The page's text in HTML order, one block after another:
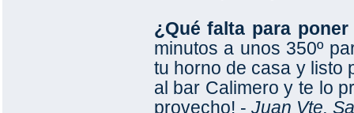
¿Qué falta para
minutos a unos 350º
tu horno de casa y listo
al bar Calimero y te lo
provecho! - Juan Vte.